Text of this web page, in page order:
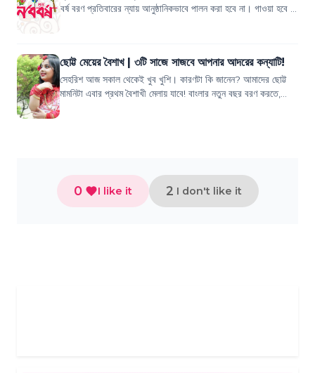
বর্ষ বরণ প্রতিবারের ন্যায় আনুষ্ঠানিকভাবে পালন করা হবে না। গাওয়া হবে না
ছোট্ট মেয়ের বৈশাখ | ৩টি সাজে সাজবে আপনার আদরের কন্যাটি!
সেহরিশ আজ সকাল থেকেই খুব খুশি। কারণটা কি জানেন? আমাদের ছোট্ট
মামনিটা এবার প্রথম বৈশাখী মেলায় যাবে! বাংলার নতুন বছর বরণ করতে,
রমনার বটমূলে সাধারণত ঝামে...
0 I like it 2 I don't like it